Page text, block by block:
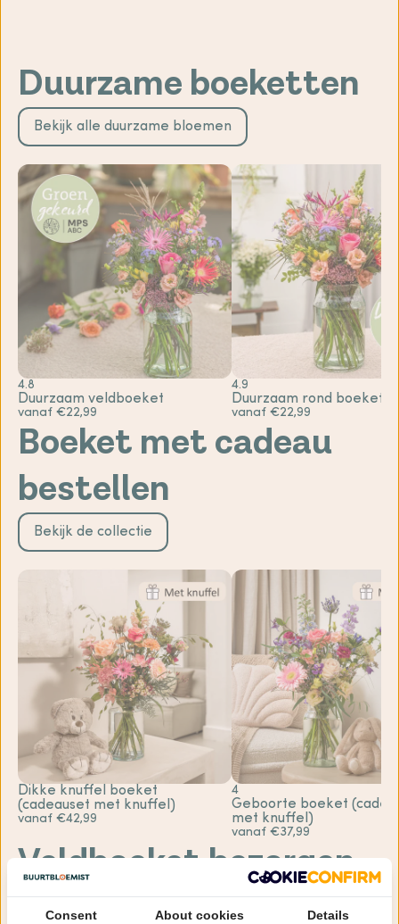
Duurzame boeketten
Bekijk alle duurzame bloemen
4.8
Duurzaam veldboeket
vanaf €22,99
4.9
Duurzaam rond boeket
vanaf €22,99
Boeket met cadeau
bestellen
Bekijk de collectie
Dikke knuffel boeket
(cadeauset met knuffel)
vanaf €42,99
4
Geboorte boeket
met knuffel)
vanaf €37,99
Veldboeket bezorgen
in De Valom
Consent About cookies Details